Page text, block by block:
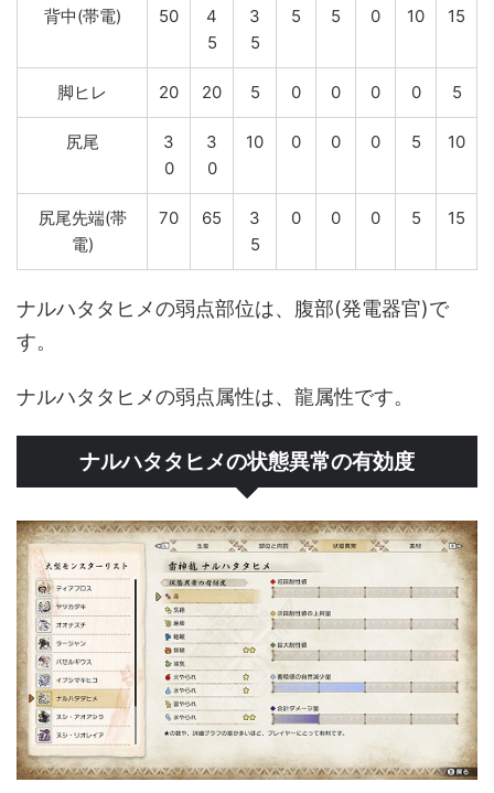
背中(帯電) 50
4
5
3
5
5 5 0 10 15
脚ヒレ 20 20 5 0 0 0 0 5
尻尾
3
0
3
0
10 0 0 0 5 10
尻尾先端(帯
電)
70 65
3
5
0 0 0 5 15
ナルハタタヒメの弱点部位は、腹部(発電器官)で
す。
ナルハタタヒメの弱点属性は、龍属性です。
ナルハタタヒメの状態異常の有効度